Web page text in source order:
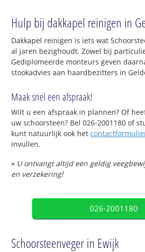
Hulp bij dakkapel reinigen in
Dakkapel reinigen is iets wat
al jaren bezighoudt. Zowel bij
Gediplomeerde monteurs geven
stookadvies aan haardbezitters in
Maak snel een afspraak!
Wilt u een afspraak in plannen? Of
uw schoorsteen? Bel 026-2001180 of
kunt natuurlijk ook het
invullen.
» U ontvangt altijd een geldig
en verzekering!
026-2001180
Schoorsteenveger in Ewijk